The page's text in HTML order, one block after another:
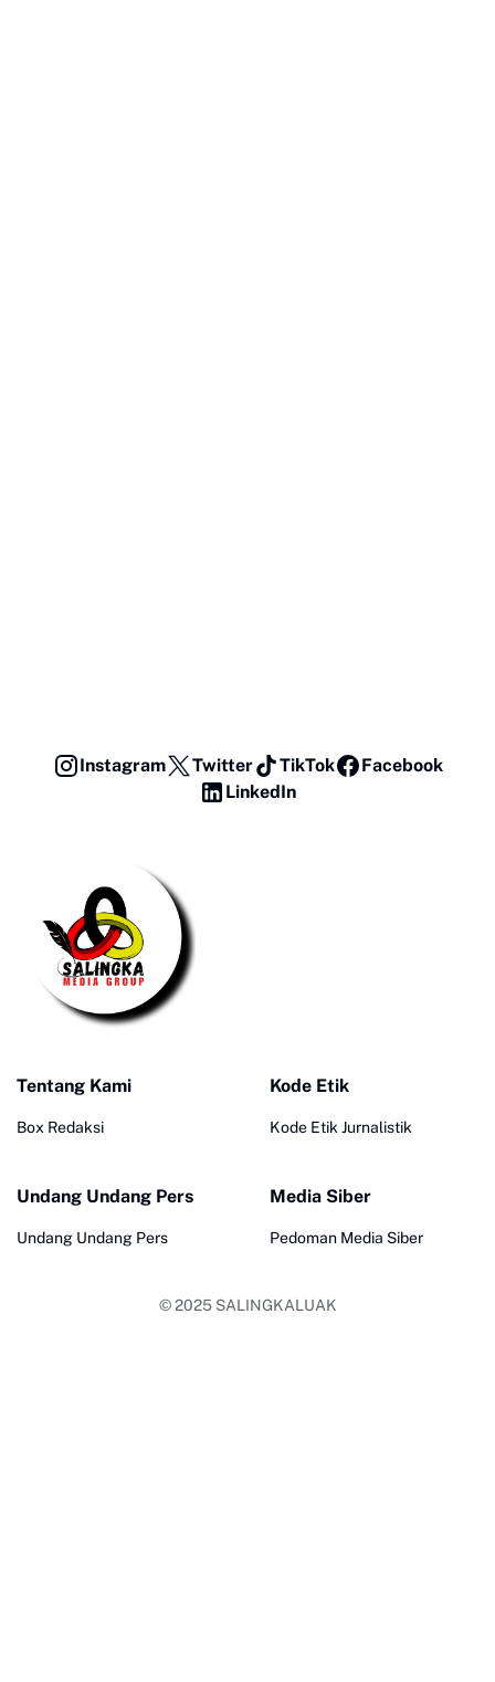
Instagram Twitter TikTok
Facebook
LinkedIn
Tentang Kami
Box Redaksi
Kode Etik
Kode Etik Jurnalistik
Undang Undang Pers
Undang Undang Pers
Media Siber
Pedoman Media Siber
© 2025 SALINGKALUAK